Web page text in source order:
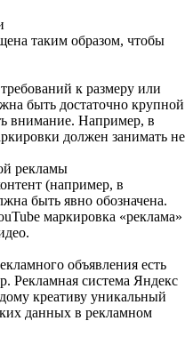
таким образом, чтобы
к размеру или
быть достаточно крупной
внимание. Например, в
должен занимать не
рекламы
(например, в
быть явно обозначена.
маркировка «реклама»
объявления есть
Рекламная система Яндекс
креативу уникальный
данных в рекламном